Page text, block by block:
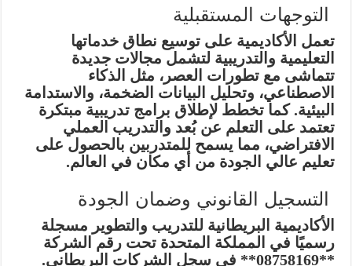
التوجهات المستقبلية
تعمل الأكاديمية على توسيع نطاق خدماتها
التعليمية والتدريبية لتشمل مجالات جديدة
تتماشى مع تطورات العصر، مثل الذكاء
الاصطناعي، وتحليل البيانات الضخمة، والاستدامة
البيئية. كما تخطط لإطلاق برامج تدريبية مبتكرة
تعتمد على التعلم عن بُعد والتدريب العملي
الافتراضي، مما يسمح للمتدربين بالحصول على
تعليم عالي الجودة من أي مكان في العالم.
التسجيل القانوني وضمان الجودة
الأكاديمية البريطانية للتدريب والتطوير مسجلة
رسميًا في المملكة المتحدة تحت رقم الشركة
**08758169** في سجل الشركات البريطاني.